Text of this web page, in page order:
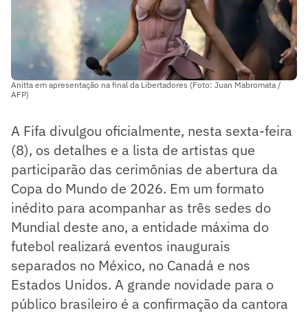
Anitta em apresentação na final da Libertadores (Foto: Juan Mabromata /
AFP)
A Fifa divulgou oficialmente, nesta sexta-feira
(8), os detalhes e a lista de artistas que
participarão das cerimônias de abertura da
Copa do Mundo de 2026. Em um formato
inédito para acompanhar as três sedes do
Mundial deste ano, a entidade máxima do
futebol realizará eventos inaugurais
separados no México, no Canadá e nos
Estados Unidos. A grande novidade para o
público brasileiro é a confirmação da cantora